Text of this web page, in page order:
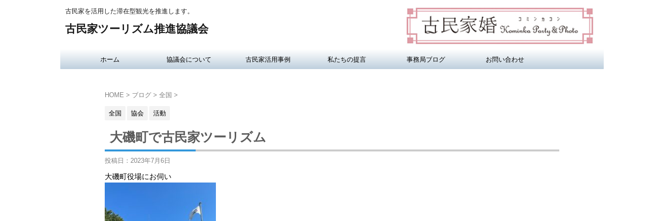
古民家を活用した滞在型観光を推進します。
古民家ツーリズム推進協議会
ホーム 協議会について 古民家活用事例 私たちの提言 事務局ブログ お問い合わせ
HOME > ブログ > 全国 >
全国 協会 活動
大磯町で古民家ツーリズム
投稿日： 2023年7月6日
大磯町役場にお伺い